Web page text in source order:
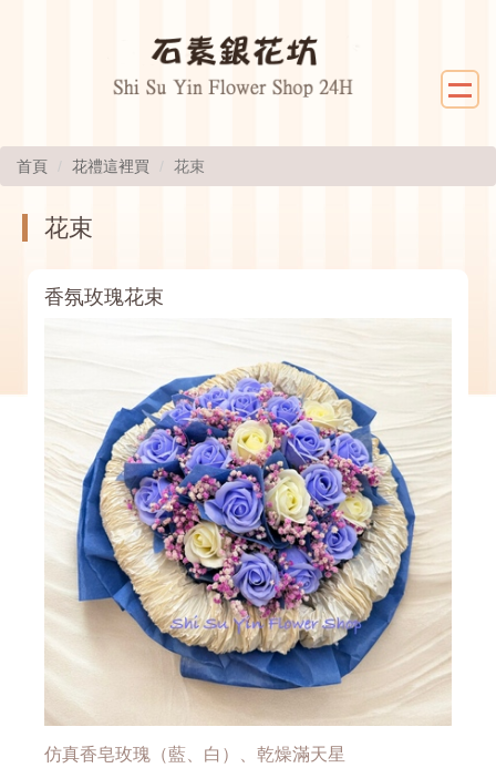
首頁 花禮這裡買 花束
花束
香氛玫瑰花束
仿真香皂玫瑰（藍、白）、乾燥滿天星